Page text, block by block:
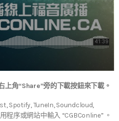
上角“Share”旁的下載按鈕來下載。
Spotify, TuneIn, Soundcloud,
序或網站中輸入 “CGBConline” 。